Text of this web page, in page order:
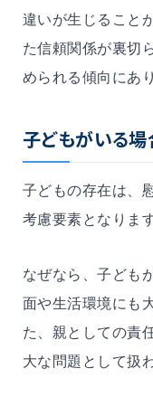
違いが生じること
た信頼関係が裏切
められる傾向にあ
子どもがいる
子どもの存在は、
考慮要素となります
なぜなら、子ども
面や生活環境にも
た、親としての責
大な問題として扱